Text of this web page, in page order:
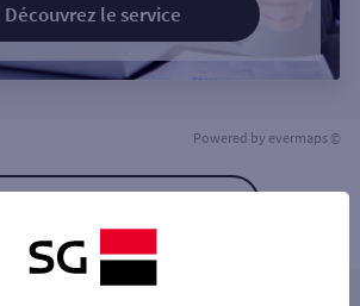
Découvrez le service
Powered by evermaps ©